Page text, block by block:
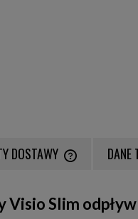
DOSTAWY
PŁATNOŚCI
DANE
Visio Slim